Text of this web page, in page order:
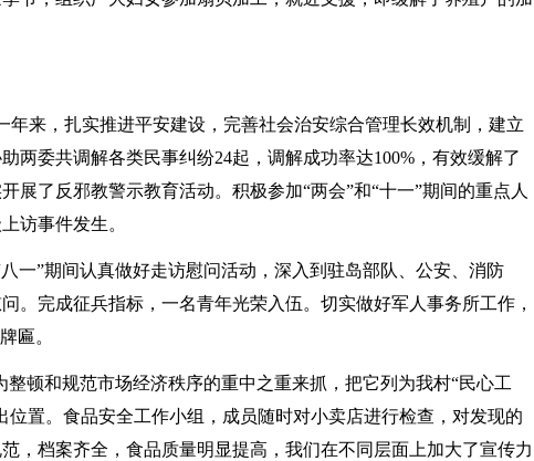
年来，扎实推进平安建设，完善社会治安综合管理长效机制，建立
两委共调解各类民事纠纷24起，调解成功率达100%，有效缓解了
展了反邪教警示教育活动。积极参加“两会”和“十一”期间的重点人
访事件发生。
一”期间认真做好走访慰问活动，深入到驻岛部队、公安、消防
。完成征兵指标，一名青年光荣入伍。切实做好军人事务所工作，
匾。
整顿和规范市场经济秩序的重中之重来抓，把它列为我村“民心工
位置。食品安全工作小组，成员随时对小卖店进行检查，对发现的
，档案齐全，食品质量明显提高，我们在不同层面上加大了宣传力